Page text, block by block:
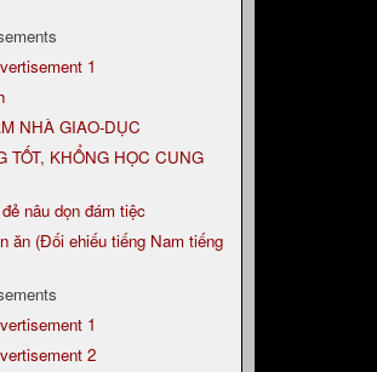
1
NHÀ GIAO-DỤC
TỐT, KHỔNG HỌC CUNG
nâu dọn đám tiệc
ăn (Đối ehiếu tiếng Nam tiếng
1
2